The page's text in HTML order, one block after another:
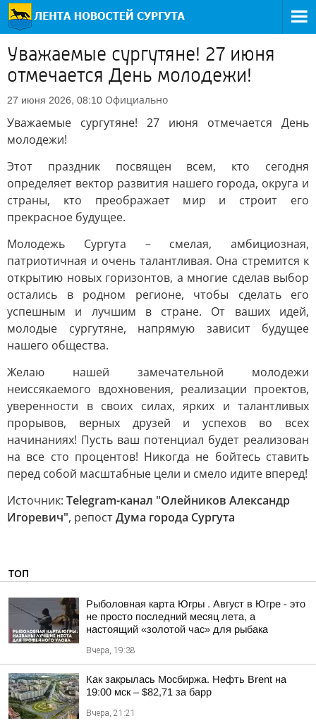
Уважаемые сургутяне! 27 июня
отмечается День молодежи!
27 июня 2026, 08:10 Официально
Уважаемые сургутяне! 27 июня отмечается День
молодежи!
Этот праздник посвящен всем, кто сегодня
определяет вектор развития нашего города, округа и
страны, кто преображает мир и строит его
прекрасное будущее.
Молодежь Сургута – смелая, амбициозная,
патриотичная и очень талантливая. Она стремится к
открытию новых горизонтов, а многие сделав выбор
остались в родном регионе, чтобы сделать его
успешным и лучшим в стране. От ваших идей,
молодые сургутяне, напрямую зависит будущее
нашего общества.
Желаю нашей замечательной молодежи
неиссякаемого вдохновения, реализации проектов,
уверенности в своих силах, ярких и талантливых
прорывов, верных друзей и успехов во всех
начинаниях! Пусть ваш потенциал будет реализован
на все сто процентов! Никогда не бойтесь ставить
перед собой масштабные цели и смело идите вперед!
Источник: Telegram-канал "Олейников Александр
Игоревич", репостДума города Сургута
ТОП
Рыболовная карта Югры . Август в Югре - это
не просто последний месяц лета, а
настоящий «золотой час» для рыбака
Вчера, 19:38
Как закрылась Мосбиржа. Нефть Brent на
19:00 мск – $82,71 за барр
Вчера, 21:21